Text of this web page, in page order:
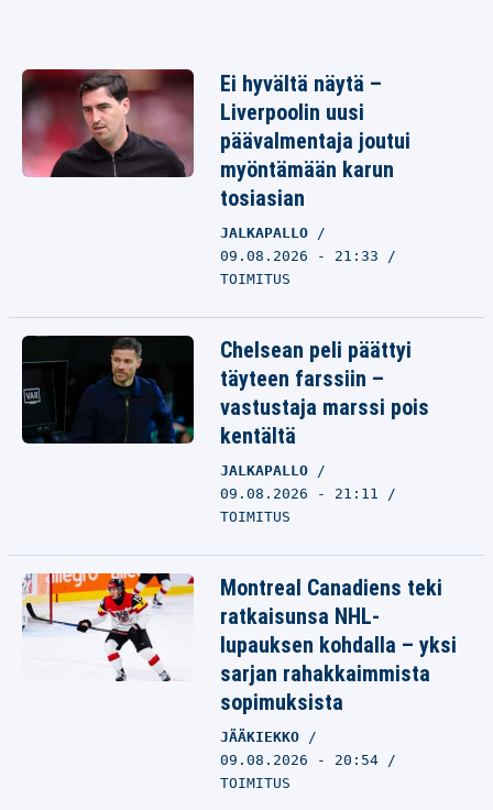
Ei hyvältä näytä –
Liverpoolin uusi
päävalmentaja joutui
myöntämään karun
tosiasian
JALKAPALLO
09.08.2026 - 21:33
TOIMITUS
Chelsean peli päättyi
täyteen farssiin –
vastustaja marssi pois
kentältä
JALKAPALLO
09.08.2026 - 21:11
TOIMITUS
Montreal Canadiens teki
ratkaisunsa NHL-
lupauksen kohdalla – yksi
sarjan rahakkaimmista
sopimuksista
JÄÄKIEKKO
09.08.2026 - 20:54
TOIMITUS